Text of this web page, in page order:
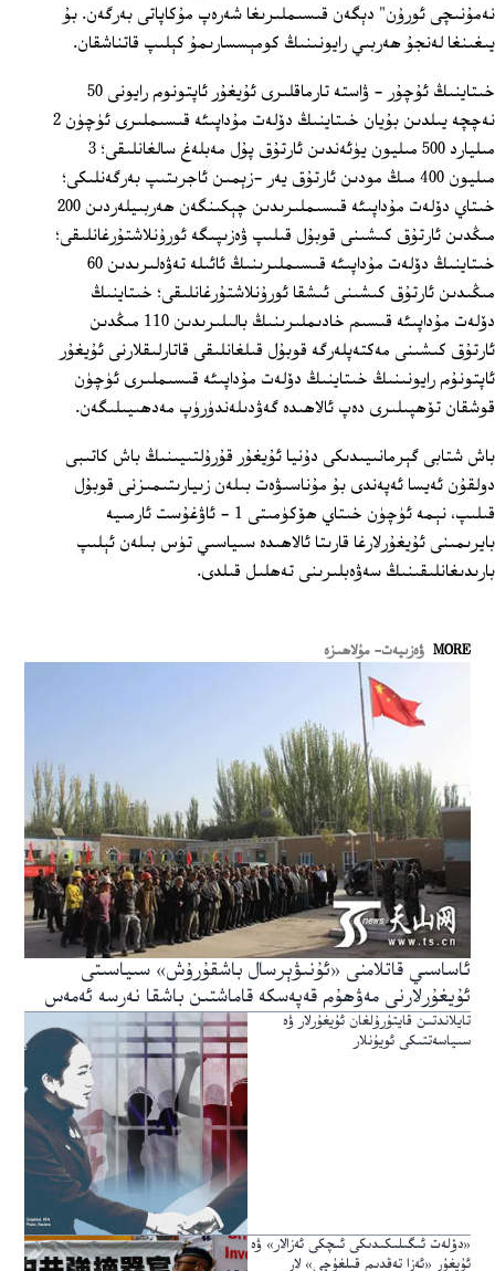
نەمۇنىچى ئورۇن" دېگەن قىسىملىرىغا شەرەپ مۇكاپاتى بەرگەن. بۇ
يىغىنغا لەنجۇ ھەربىي رايونىنىڭ كومېسسارىمۇ كېلىپ قاتناشقان.
خىتاينىڭ ئۇچۇر - ۋاستە تارماقلىرى ئۇيغۇر ئاپتونوم رايونى 50
نەچچە يىلدىن بۇيان خىتاينىڭ دۆلەت مۇداپىئە قىسىملىرى ئۈچۈن 2
مىليارد 500 مىليون يۈئەندىن ئارتۇق پۇل مەبلەغ سالغانلىقى؛ 3
مىليون 400 مىڭ مودىن ئارتۇق يەر -زېمىن ئاجرىتىپ بەرگەنلىكى؛
خىتاي دۆلەت مۇداپىئە قىسىملىرىدىن چېكىنگەن ھەربىيلەردىن 200
مىڭدىن ئارتۇق كىشىنى قوبۇل قىلىپ ۋەزىپىگە ئورۇنلاشتۇرغانلىقى؛
خىتاينىڭ دۆلەت مۇداپىئە قىسىملىرىنىڭ ئائىلە تەۋەلىرىدىن 60
مىڭىدىن ئارتۇق كىشىنى ئىشقا ئورۇنلاشتۇرغانلىقى؛ خىتاينىڭ
دۆلەت مۇداپىئە قىسىم خادىملىرىنىڭ بالىلىرىدىن 110 مىڭدىن
ئارتۇق كىشىنى مەكتەپلەرگە قوبۇل قىلغانلىقى قاتارلىقلارنى ئۇيغۇر
ئاپتونۇم رايونىنىڭ خىتاينىڭ دۆلەت مۇداپىئە قىسىملىرى ئۈچۈن
قوشقان تۆھپىلىرى دەپ ئالاھىدە گەۋدىلەندۈرۈپ مەدھىيىلىگەن.
باش شتابى گېرمانىيىدىكى دۇنيا ئۇيغۇر قۇرۇلتىيىنىڭ باش كاتىبى
دولقۇن ئەيسا ئەپەندى بۇ مۇناسىۋەت بىلەن زىيارىتىمىزنى قوبۇل
قىلىپ، نېمە ئۈچۈن خىتاي ھۆكۈمىتى 1 ‏- ئاۋغۇست ئارمىيە
بايرىمىنى ئۇيغۇرلارغا قارىتا ئالاھىدە سىياسىي تۈس بىلەن ئېلىپ
بارىدىغانلىقىنىڭ سەۋەبلىرىنى تەھلىل قىلدى.
MORE ۋەزىيەت- مۇلاھىزە
ئاساسىي قاتلامنى «ئۇنىۋېرسال باشقۇرۇش» سىياسىتى
ئۇيغۇرلارنى مەۋھۇم قەپەسكە قاماشتىن باشقا نەرسە ئەمەس
تايلاندتىن قايتۇرۇلغان ئۇيغۇرلار ۋە
سىياسەتتىكى ئويۇنلار
«دۆلەت ئىگىلىكىدىكى ئىچكى ئەزالار» ۋە
ئۇيغۇر «ئەزا تەقدىم قىلغۇچى» لار